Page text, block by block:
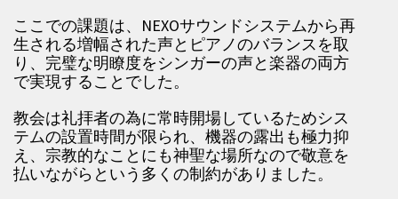
ここでの課題は、NEXOサウンドシステムから再
生される増幅された声とピアノのバランスを取
り、完璧な明瞭度をシンガーの声と楽器の両方
で実現することでした。
教会は礼拝者の為に常時開場しているためシス
テムの設置時間が限られ、機器の露出も極力抑
え、宗教的なことにも神聖な場所なので敬意を
払いながらという多くの制約がありました。